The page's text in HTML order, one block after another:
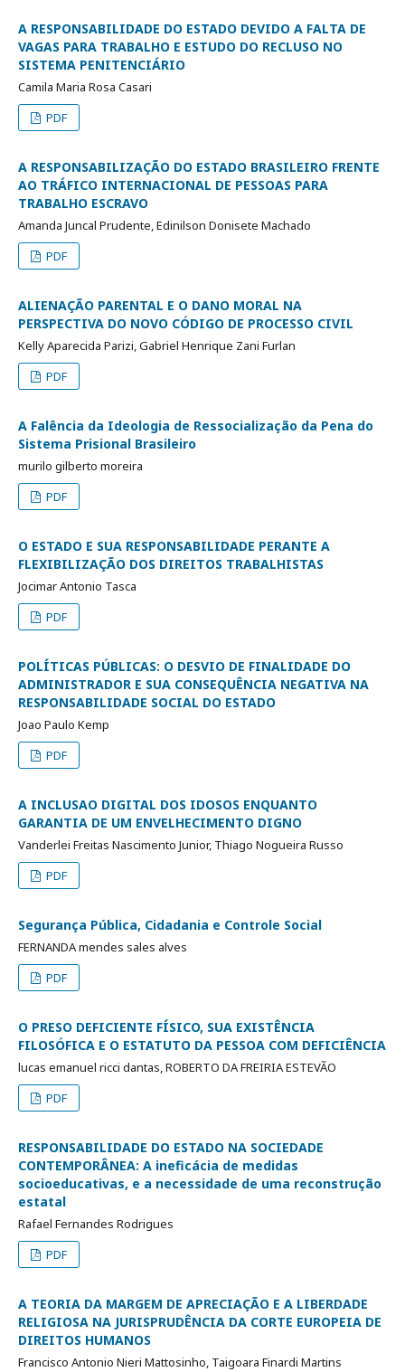
A RESPONSABILIDADE DO ESTADO DEVIDO A FALTA DE
VAGAS PARA TRABALHO E ESTUDO DO RECLUSO NO
SISTEMA PENITENCIÁRIO
Camila Maria Rosa Casari
PDF
A RESPONSABILIZAÇÃO DO ESTADO BRASILEIRO FRENTE
AO TRÁFICO INTERNACIONAL DE PESSOAS PARA
TRABALHO ESCRAVO
Amanda Juncal Prudente, Edinilson Donisete Machado
PDF
ALIENAÇÃO PARENTAL E O DANO MORAL NA
PERSPECTIVA DO NOVO CÓDIGO DE PROCESSO CIVIL
Kelly Aparecida Parizi, Gabriel Henrique Zani Furlan
PDF
A Falência da Ideologia de Ressocialização da Pena do
Sistema Prisional Brasileiro
murilo gilberto moreira
PDF
O ESTADO E SUA RESPONSABILIDADE PERANTE A
FLEXIBILIZAÇÃO DOS DIREITOS TRABALHISTAS
Jocimar Antonio Tasca
PDF
POLÍTICAS PÚBLICAS: O DESVIO DE FINALIDADE DO
ADMINISTRADOR E SUA CONSEQUÊNCIA NEGATIVA NA
RESPONSABILIDADE SOCIAL DO ESTADO
Joao Paulo Kemp
PDF
A INCLUSAO DIGITAL DOS IDOSOS ENQUANTO
GARANTIA DE UM ENVELHECIMENTO DIGNO
Vanderlei Freitas Nascimento Junior, Thiago Nogueira Russo
PDF
Segurança Pública, Cidadania e Controle Social
FERNANDA mendes sales alves
PDF
O PRESO DEFICIENTE FÍSICO, SUA EXISTÊNCIA
FILOSÓFICA E O ESTATUTO DA PESSOA COM DEFICIÊNCIA
lucas emanuel ricci dantas, ROBERTO DA FREIRIA ESTEVÃO
PDF
RESPONSABILIDADE DO ESTADO NA SOCIEDADE
CONTEMPORÂNEA: A ineficácia de medidas
socioeducativas, e a necessidade de uma reconstrução
estatal
Rafael Fernandes Rodrigues
PDF
A TEORIA DA MARGEM DE APRECIAÇÃO E A LIBERDADE
RELIGIOSA NA JURISPRUDÊNCIA DA CORTE EUROPEIA DE
DIREITOS HUMANOS
Francisco Antonio Nieri Mattosinho, Taigoara Finardi Martins